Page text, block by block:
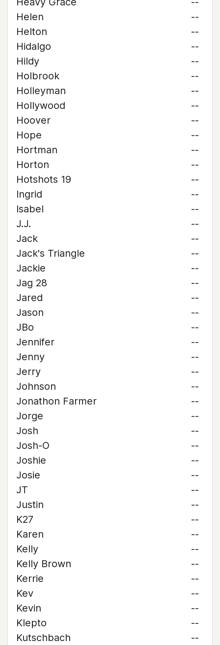
Helen
--
Helton
--
Hidalgo
--
Hildy
--
Holbrook
--
Holleyman
--
Hollywood
--
Hoover
--
Hope
--
Hortman
--
Horton
--
Hotshots 19
--
Ingrid
--
Isabel
--
J.J.
--
Jack
--
Jack's Triangle
--
Jackie
--
Jag 28
--
Jared
--
Jason
--
JBo
--
Jennifer
--
Jenny
--
Jerry
--
Johnson
--
Jonathon Farmer
--
Jorge
--
Josh
--
Josh-O
--
Joshie
--
Josie
--
JT
--
Justin
--
K27
--
Karen
--
Kelly
--
Kelly Brown
--
Kerrie
--
Kev
--
Kevin
--
Klepto
--
Kutschbach
--